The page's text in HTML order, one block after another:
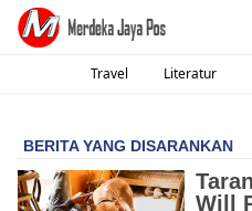
Travel Literatur